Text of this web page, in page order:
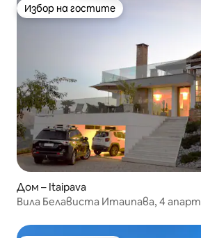
Избор на гостите
Избор на гостите
Дом – Itaipava
Вила Белависта Итаипава, 4